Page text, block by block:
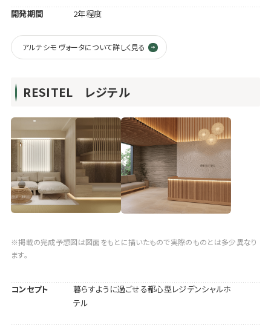
開発期間 2年程度
アルテシモ ヴォータについて詳しく見る
RESITEL レジテル
※掲載の完成予想図は図面をもとに描いたもので実際のものとは多少異なり
ます。
コンセプト
暮らすように過ごせる都心型レジデンシャルホ
テル